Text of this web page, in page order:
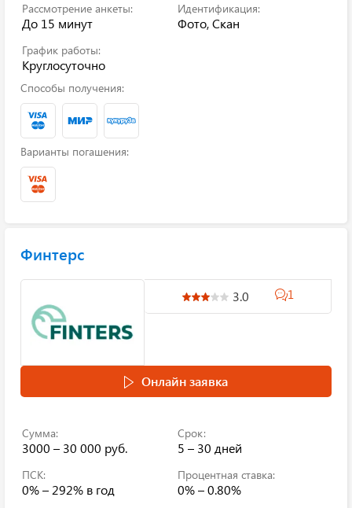
Рассмотрение анкеты:
До 15 минут
Идентификация:
Фото, Скан
График работы:
Круглосуточно
Способы получения:
Варианты погашения:
Финтерс
3.0 1
Онлайн заявка
Сумма:
3000 – 30 000 руб.
Срок:
5 – 30 дней
ПСК:
0% – 292% в год
Процентная ставка:
0% – 0.80%